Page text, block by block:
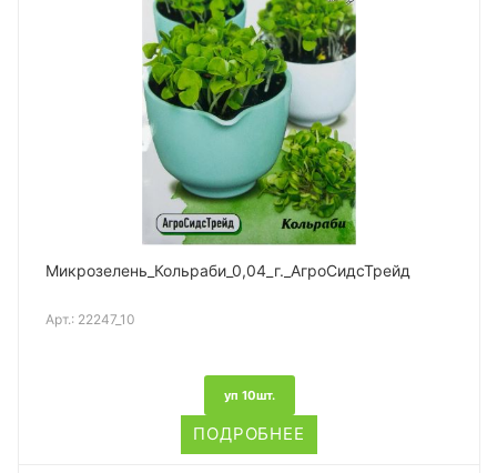
Микрозелень_Кольраби_0,04_г._АгроСидсТрейд
Арт.: 22247_10
уп 10шт.
ПОДРОБНЕЕ